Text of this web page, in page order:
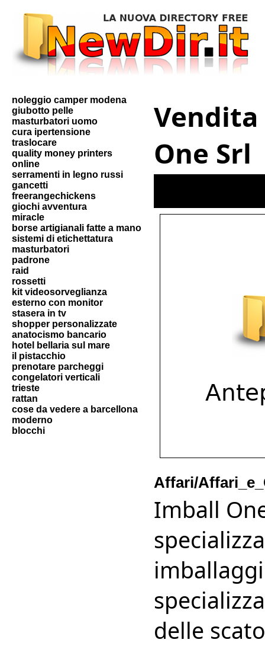
noleggio camper modena
giubotto pelle
masturbatori uomo
cura ipertensione
traslocare
quality money printers
online
serramenti in legno russi
gancetti
freerangechickens
giochi avventura
miracle
borse artigianali fatte a mano
sistemi di etichettatura
masturbatori
padrone
raid
rossetti
kit videosorveglianza
esterno con monitor
stasera in tv
shopper personalizzate
anatocismo bancario
hotel bellaria sul mare
il pistacchio
prenotare parcheggi
congelatori verticali
trieste
rattan
cose da vedere a barcellona
moderno
blocchi
One Srl
Affari/
Imball
delle